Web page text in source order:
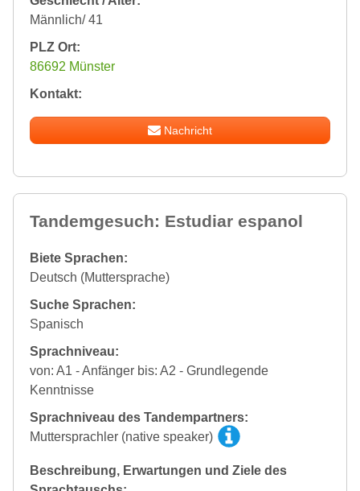
Männlich/ 41
PLZ Ort:
86692 Münster
Kontakt:
Nachricht
Tandemgesuch: Estudiar espanol
Biete Sprachen:
Deutsch (Muttersprache)
Suche Sprachen:
Spanisch
Sprachniveau:
von: A1 - Anfänger bis: A2 - Grundlegende
Kenntnisse
Sprachniveau des Tandempartners:
Muttersprachler (native speaker)
Beschreibung, Erwartungen und Ziele des